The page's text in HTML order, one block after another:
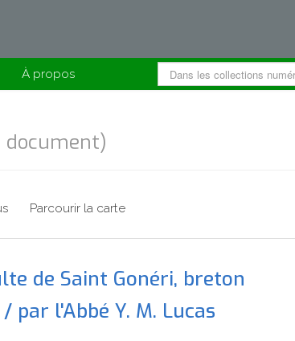
À propos
document)
Parcourir la carte
de Saint Gonéri, breton
par l'Abbé Y. M. Lucas